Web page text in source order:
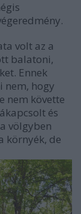
volt az a
balatoni,
Ennek
nem, hogy
nem követte
és
völgyben
környék, de